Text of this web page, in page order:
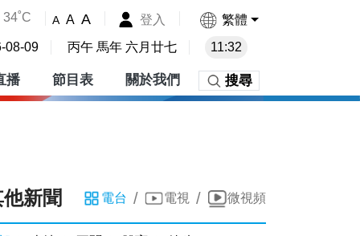
34˚C A A A 登入 繁體
08-09 丙午 馬年 六月廿七 11:32
播 節目表 關於我們 搜尋
新聞 電台 / 電視 / 微視頻